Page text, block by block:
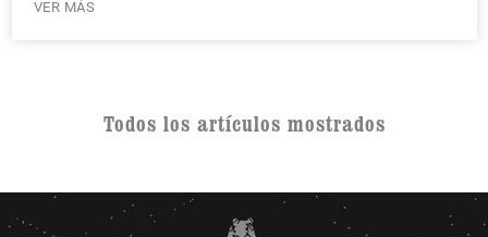
VER MÁS
Todos los artículos mostrados